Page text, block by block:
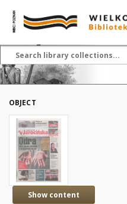
OBJECT
Show content